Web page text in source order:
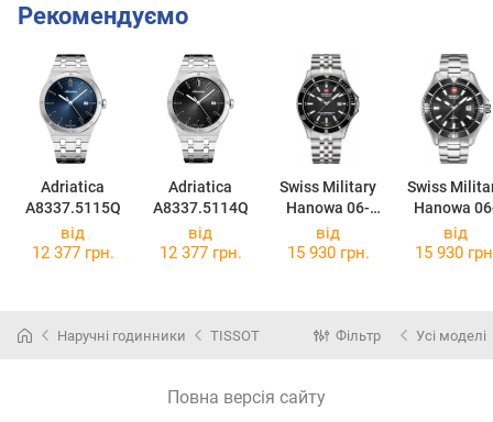
Рекомендуємо
Adriatica
A8337.5115Q
Adriatica
A8337.5114Q
Swiss Military
Hanowa 06-
5161.2.04.007
Swiss
Hanowa
від
12 377 грн.
від
12 377 грн.
від
15 930 грн.
від
15 930
Наручні годинники TISSOT Фільтр Усі моделі
Повна версія сайту